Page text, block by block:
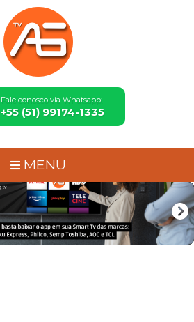
Fale conosco via Whatsapp:
+55 (51) 99174-1335
MENU